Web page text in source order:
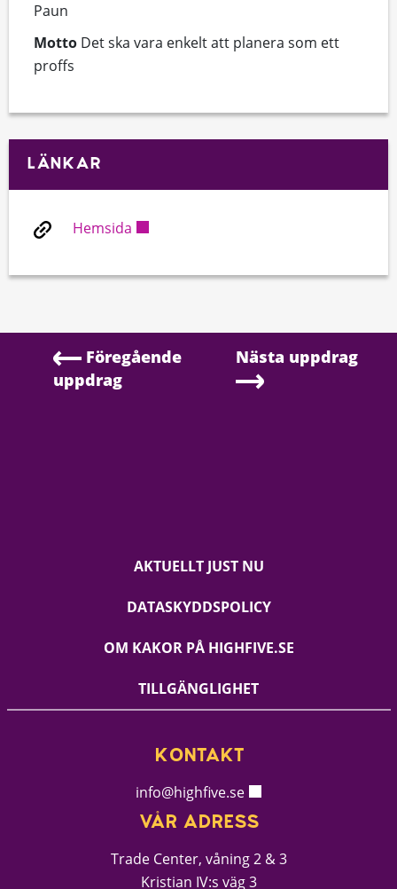
Paun
Motto Det ska vara enkelt att planera som ett
proffs
LÄNKAR
Hemsida
Föregående
uppdrag
Nästa uppdrag
AKTUELLT JUST NU
DATASKYDDSPOLICY
OM KAKOR PÅ HIGHFIVE.SE
TILLGÄNGLIGHET
KONTAKT
info@highfive.se
VÅR ADRESS
Trade Center, våning 2 & 3
Kristian IV:s väg 3